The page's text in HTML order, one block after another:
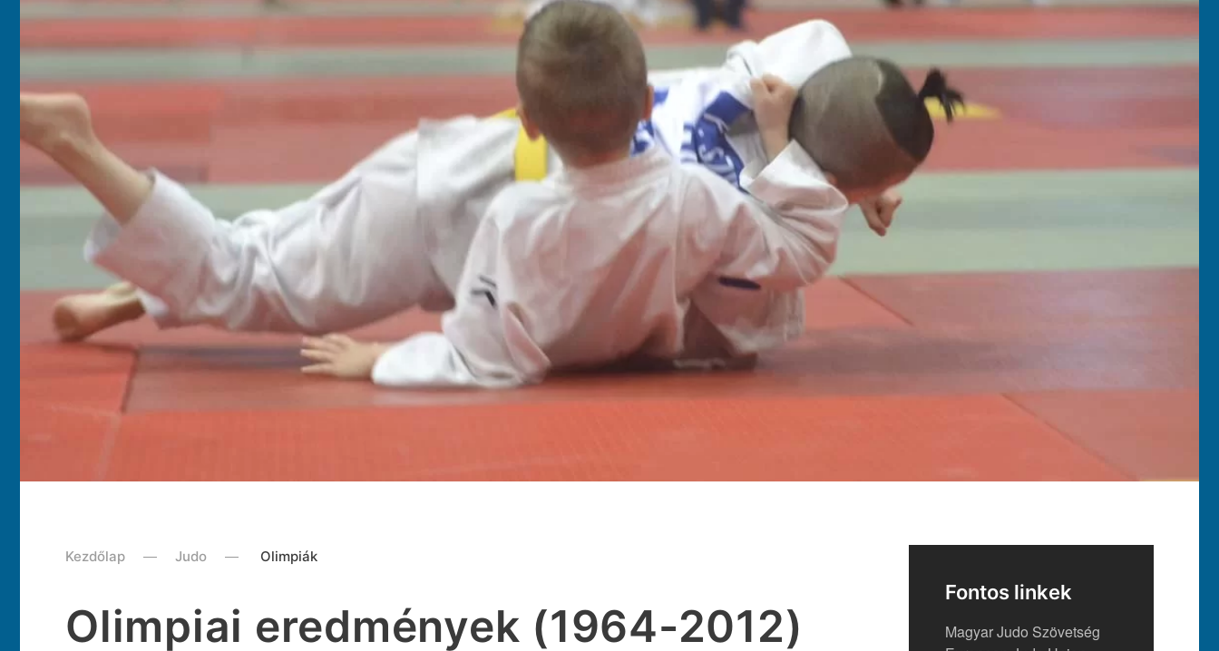
Kezdőlap Judo Olimpiák
Olimpiai eredmények (1964-2012)
Fontos linkek
Magyar Judo Szövetség